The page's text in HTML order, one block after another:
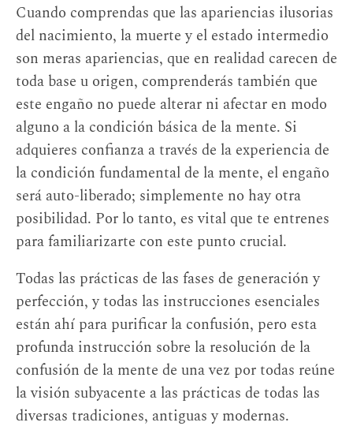
Cuando comprendas que las apariencias ilusorias
del nacimiento, la muerte y el estado intermedio
son meras apariencias, que en realidad carecen de
toda base u origen, comprenderás también que
este engaño no puede alterar ni afectar en modo
alguno a la condición básica de la mente. Si
adquieres confianza a través de la experiencia de
la condición fundamental de la mente, el engaño
será auto-liberado; simplemente no hay otra
posibilidad. Por lo tanto, es vital que te entrenes
para familiarizarte con este punto crucial.
Todas las prácticas de las fases de generación y
perfección, y todas las instrucciones esenciales
están ahí para purificar la confusión, pero esta
profunda instrucción sobre la resolución de la
confusión de la mente de una vez por todas reúne
la visión subyacente a las prácticas de todas las
diversas tradiciones, antiguas y modernas.